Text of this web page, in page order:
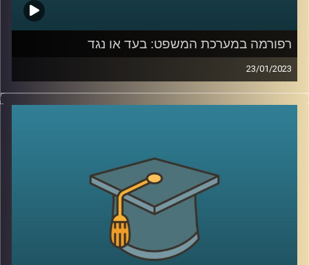
רפורמה במערכת המשפט: בעד או נגד
23/01/2023
בשבועות האחרונים מקדמת הממשלה רפורמה במערכת
המשפט. כתוצאה מכך, הרוחות במדינה סוערות. פרופסור יניב
AudioVersity